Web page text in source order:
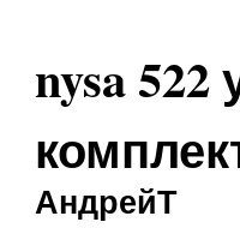
nysa
АндрейТ